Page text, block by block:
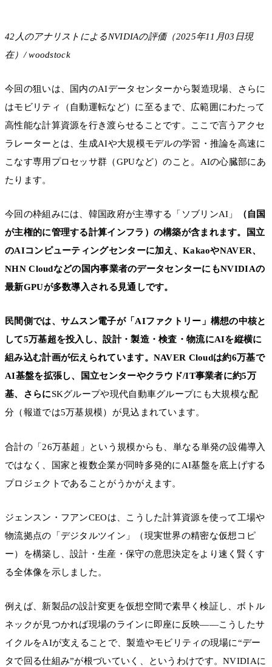
42人のアナリストによるNVIDIAの評価（2025年11月03日現
在）/ woodstock
今回の狙いは、国内のAIデータセンターから製造現場、さらに
はモビリティ（自動運転など）に至るまで、広範囲にわたって
高性能な計算資源を行き渡らせることです。ここで言うアクセ
ラレーターとは、生成AIや大規模モデルの学習・推論を高速に
こなす専用プロセッサ群（GPUなど）のこと。AIの心臓部にあ
たります。
今回の枠組みには、韓国政府が主導する「ソブリンAI」
（自国
が主権的に管理する計算インフラ）の構築が含まれます。国立
のAIコンピューティングセンターに加え、KakaoやNAVER、
NHN Cloudなどの国内事業者のデータセンターにもNVIDIAの
最新GPUが多数導入される見通しです。
民間側では、サムスン電子が「AIファクトリー」構想の中核と
して5万基超を投入し、設計・製造・検査・物流にAIを縦横に
組み込む計画が伝えられています。NAVER Cloudは約6万基で
AI基盤を拡張し、国立センターやクラウド/IT事業者に約5万
基、さらにSKグループや現代自動車グループにも大規模な配
分（報道では5万基規模）が見込まれています。
合計の「26万基超」という規模からも、単なる単発の設備導入
ではなく、国家と複数企業が同時多発的にAI基盤を底上げする
プロジェクトであることがうかがえます。
ジェンスン・フアンCEOは、こうした計算資源を使って工場や
物流拠点の「デジタルツイン」（現実世界の精密な仮想コピ
ー）を構築し、設計・生産・保守の意思決定をより速く賢くす
る全体像を示しました。
例えば、新製品の設計変更を仮想空間で素早く検証し、ボトル
ネックが見つかれば現場のラインに即座に反映――こうしたサ
イクルをAIが支えることで、製造やモビリティの現場に“デー
タで回る仕組み”が根づいていく、というわけです。NVIDIAに